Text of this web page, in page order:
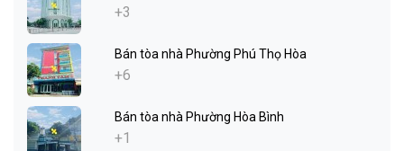
+3
Bán tòa nhà Phường Phú Thọ Hòa
+6
Bán tòa nhà Phường Hòa Bình
+1